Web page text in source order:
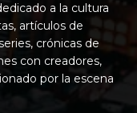
a la cultura
artículos de
crónicas de
con creadores,
por la escena